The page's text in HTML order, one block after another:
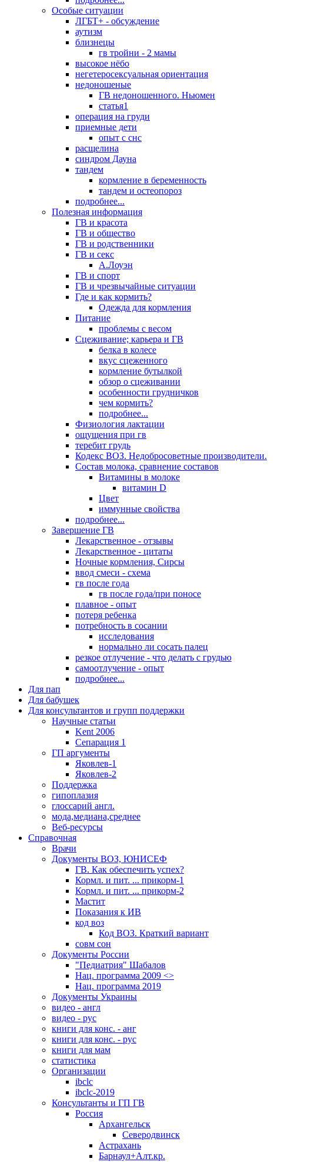
Особые ситуации
ЛГБТ+ - обсуждение
аутизм
близнецы
гв тройни - 2 мамы
высокое нёбо
негетеросексуальная ориентация
недоношеные
ГВ недоношенного. Ньюмен
статья1
операция на груди
приемные дети
опыт с снс
расщелина
синдром Дауна
тандем
кормление в беременность
тандем и остеопороз
подробнее...
Полезная информация
ГВ и красота
ГВ и общество
ГВ и родственники
ГВ и секс
А.Лоуэн
ГВ и спорт
ГВ и чрезвычайные ситуации
Где и как кормить?
Одежда для кормления
Питание
проблемы с весом
Сцеживание; карьера и ГВ
белка в колесе
вкус сцеженного
кормление бутылкой
обзор о сцеживании
особенности грудничков
чем кормить?
подробнее...
Физиология лактации
ощущения при гв
теребит грудь
Кодекс ВОЗ. Недобросоветные производители.
Состав молока, сравнение составов
Витамины в молоке
витамин D
Цвет
иммунные свойства
подробнее...
Завершение ГВ
Лекарственное - отзывы
Лекарственное - цитаты
Ночные кормления, Сирсы
ввод смеси - схема
гв после года
гв после года/при поносе
плавное - опыт
потеря ребенка
потребность в сосании
исследования
нормально ли сосать палец
резкое отлучение - что делать с грудью
самоотлучение - опыт
подробнее...
Для пап
Для бабушек
Для консультантов и групп поддержки
Научные статьи
Kent 2006
Сепарация 1
ГП аргументы
Яковлев-1
Яковлев-2
Поддержка
гипоплазия
глоссарий англ.
мода,медиана,среднее
Веб-ресурсы
Справочная
Врачи
Документы ВОЗ, ЮНИСЕФ
ГВ. Как обеспечить успех?
Кормл. и пит. ... прикорм-1
Кормл. и пит. ... прикорм-2
Мастит
Показания к ИВ
код воз
Код ВОЗ. Краткий вариант
совм сон
Документы России
"Педиатрия" Шабалов
Нац. программа 2009 <>
Нац. программа 2019
Документы Украины
видео - англ
видео - рус
книги для конс. - анг
книги для конс. - рус
книги для мам
статистика
Организации
ibclc
ibclc-2019
Консультанты и ГП ГВ
Россия
Архангельск
Северодвинск
Астрахань
Барнаул+Алт.кр.